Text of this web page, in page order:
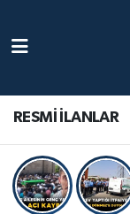
RESMİ İLANLAR
Gündem
Güncel
Spor